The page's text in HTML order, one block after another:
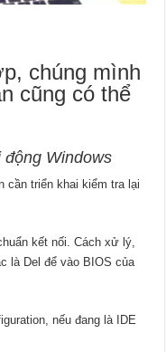
chúng mình
cũng có thể
Windows
cần triển khai kiểm tra lại
kết nối. Cách xử lý,
là Del để vào BIOS của
nếu đang là IDE